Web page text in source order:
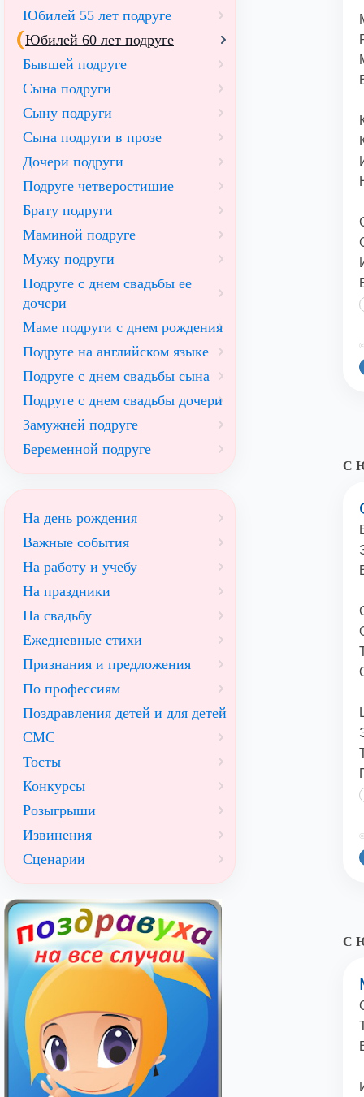
С
С
Юбилей 55 лет подруге
Юбилей 60 лет подруге
Бывшей подруге
Сына подруги
Сыну подруги
Сына подруги в прозе
Дочери подруги
Подруге четверостишие
Брату подруги
Маминой подруге
Мужу подруги
Подруге с днем свадьбы ее
дочери
Маме подруги с днем рождения
Подруге на английском языке
Подруге с днем свадьбы сына
Подруге с днем свадьбы дочери
Замужней подруге
Беременной подруге
На день рождения
Важные события
На работу и учебу
На праздники
На свадьбу
Ежедневные стихи
Признания и предложения
По профессиям
Поздравления детей и для детей
СМС
Тосты
Конкурсы
Розыгрыши
Извинения
Сценарии